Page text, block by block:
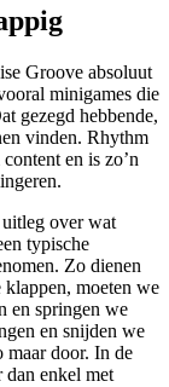
Groove absoluut
minigames die
gezegd hebbende,
vinden. Rhythm
en is zo’n
over wat
typische
Zo dienen
klappen, moeten we
en springen we
en snijden we
maar door. In de
dan enkel met